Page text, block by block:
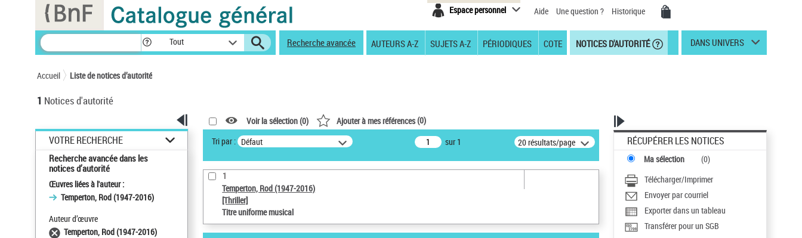
Espace personnel Aide Une question ? Historique
Tout Recherche avancée AUTEURS A-Z SUJETS A-Z PÉRIODIQUES COTE NOTICES D'AUTORITÉ DANS UNIVERS
Accueil Liste de notices d’autorité
1 Notices d'autorité
VOTRE RECHERCHE
Recherche avancée dans les
notices d’autorité
Œuvres liées à l'auteur :
Temperton, Rod (1947-2016)
Auteur d’œuvre
Temperton, Rod (1947-2016)
Voir la sélection (0) Ajouter à mes références(0)
Tri par : Défaut sur 1 20 résultats/page
1
Temperton, Rod (1947-2016)
[Thriller]
Titre uniforme musical
RÉCUPÉRER LES NOTICES
Ma sélection (0)
Télécharger/Imprimer
Envoyer par courriel
Exporter dans un tableau
Transférer pour un SGB
Panneau de gestion des cookies